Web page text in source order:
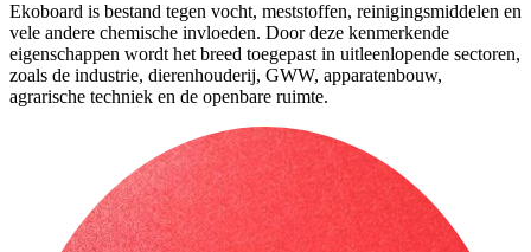
Ekoboard is bestand tegen vocht, meststoffen, reinigingsmiddelen en
vele andere chemische invloeden. Door deze kenmerkende
eigenschappen wordt het breed toegepast in uitleenlopende sectoren,
zoals de industrie, dierenhouderij, GWW, apparatenbouw,
agrarische techniek en de openbare ruimte.